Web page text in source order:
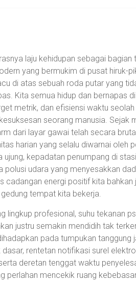
laju kehidupan sebagai
yang bermukim di pusat hiruk-
di atas sebuah roda putar yang
Kita semua hidup dan bernapas
metrik, dan efisiensi waktu
seorang manusia.
dari layar gawai telah secara
harian yang selalu diwarnai oleh
ujung, kepadatan penumpang di
polusi udara yang menyesakkan
cadangan energi positif kita
tempat kita bekerja.
lingkup profesional, suhu tekanan
justru semakin mendidih tak
pada tumpukan
dasar, rentetan notifikasi surel
deretan tenggat waktu
perlahan mencekik ruang